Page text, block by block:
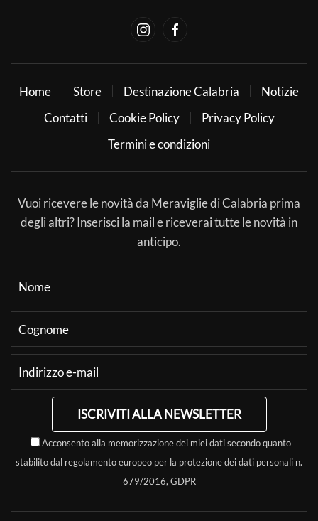
Home Store Destinazione Calabria
Notizie
Contatti
Cookie Policy
Privacy Policy
Termini e condizioni
Vuoi ricevere le novità da Meraviglie di Calabria prima
degli altri? Inserisci la mail e riceverai tutte le novità in
anticipo.
ISCRIVITI ALLA NEWSLETTER
Acconsento alla memorizzazione dei miei dati secondo quanto
stabilito dal regolamento europeo per la protezione dei dati personali n.
679/2016, GDPR